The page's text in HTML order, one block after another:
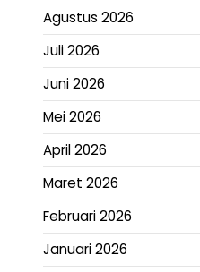
Agustus 2026
Juli 2026
Juni 2026
Mei 2026
April 2026
Maret 2026
Februari 2026
Januari 2026